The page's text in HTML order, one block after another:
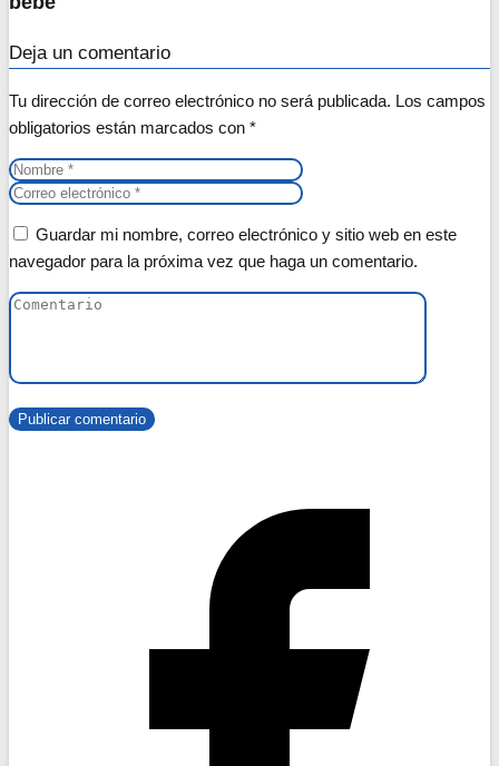
Deja un comentario
Tu dirección de correo electrónico no será publicada. Los campos
obligatorios están marcados con *
Guardar mi nombre, correo electrónico y sitio web en este
navegador para la próxima vez que haga un comentario.